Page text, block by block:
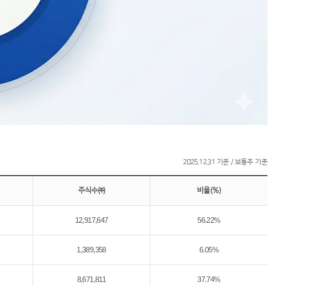
2025.12.31 기준 / 보통주 기준
주식수㈜ 비율(%)
12,917,647 56.22%
1,389,358 6.05%
8,671,811 37.74%